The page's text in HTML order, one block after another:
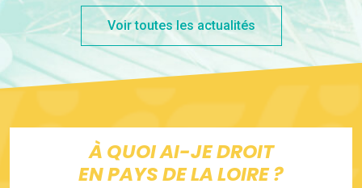
Voir toutes les actualités
À QUOI AI-JE DROIT
EN PAYS DE LA LOIRE ?